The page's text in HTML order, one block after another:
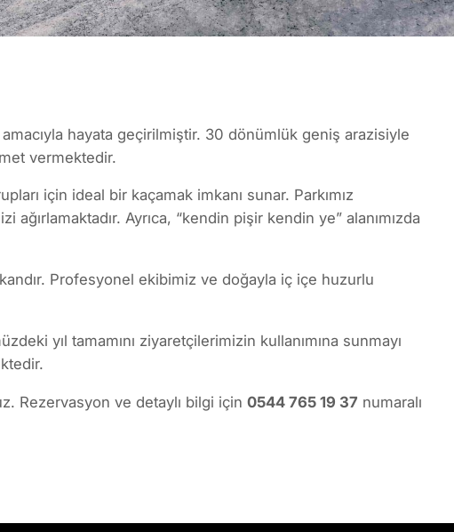
hayata geçirilmiştir. 30 dönümlük geniş arazisiyle
vermektedir.
için ideal bir kaçamak imkanı sunar. Parkımız
Ayrıca, “kendin pişir kendin ye” alanımızda
Profesyonel ekibimiz ve doğayla iç içe huzurlu
yıl tamamını ziyaretçilerimizin kullanımına sunmayı
Rezervasyon ve detaylı bilgi için 0544 765 19 37 numaralı